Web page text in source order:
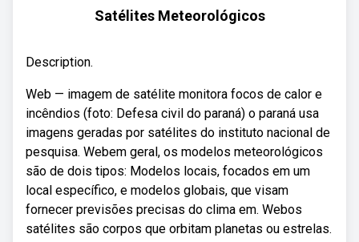
Satélites Meteorológicos
Description.
Web — imagem de satélite monitora focos de calor e
incêndios (foto: Defesa civil do paraná) o paraná usa
imagens geradas por satélites do instituto nacional de
pesquisa. Webem geral, os modelos meteorológicos
são de dois tipos: Modelos locais, focados em um
local específico, e modelos globais, que visam
fornecer previsões precisas do clima em. Webos
satélites são corpos que orbitam planetas ou estrelas.